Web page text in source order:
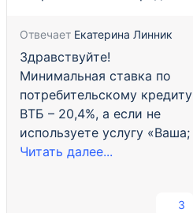
Отвечает Екатерина Линник
Здравствуйте!
Минимальная ставка по
потребительскому кредиту
ВТБ – 20,4%, а если не
используете услугу «Ваша;
Читать далее...
3